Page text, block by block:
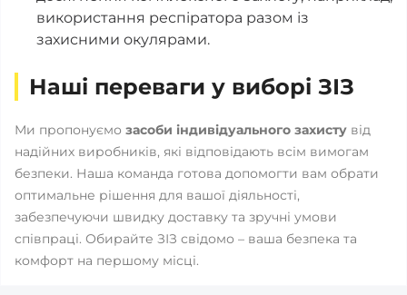
використання респіратора разом із
захисними окулярами.
Наші переваги у виборі ЗІЗ
Ми пропонуємо засоби індивідуального захисту від
надійних виробників, які відповідають всім вимогам
безпеки. Наша команда готова допомогти вам обрати
оптимальне рішення для вашої діяльності,
забезпечуючи швидку доставку та зручні умови
співпраці. Обирайте ЗІЗ свідомо – ваша безпека та
комфорт на першому місці.